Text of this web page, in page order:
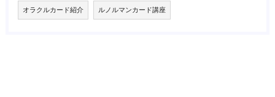
オラクルカード紹介 ルノルマンカード講座